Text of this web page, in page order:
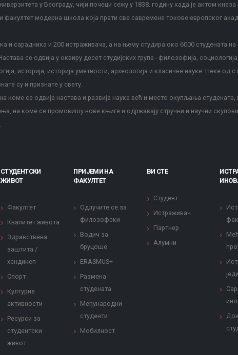
у Београду, чији почеци сежу у 1838. годину када је актом
факултет модерна школа која прати све савремене токове европског
и сарадника и 200 истраживача, а на њему студира око 6000 студената на
се одвија у оквиру десет студијских група - филозофија,
историја, историја уметности, археологија и класичне науке. Неке од
су и признате у свету.
коме се одвија настава и развија наука већ и место окупљања студената,
на коме се промовишу нове књиге и одржавају стручни и научни
СТУДЕНТСКИ
ЖИВОТ
Факултет
Квалитет живота
Здравствена
заштита /
хендикеп
Спорт
Културне
активности
Ресурси за
студентски
живот
ПРИЈЕМИ НА
ФАКУЛТЕТ
Одлучите се за
филозофски
Водич за
бруцоше
ERASMUS+
Размена
студената
Међународни
студенти
Мобилност
ВИ СТЕ
Студент
Истраживач
Партнер
Алумни